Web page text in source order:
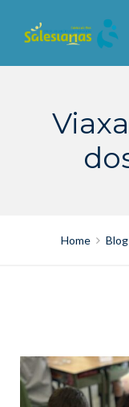
content
Home Blog